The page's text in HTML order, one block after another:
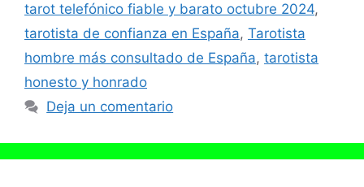
tarot telefónico fiable y barato octubre 2024,
tarotista de confianza en España, Tarotista
hombre más consultado de España, tarotista
honesto y honrado
Deja un comentario